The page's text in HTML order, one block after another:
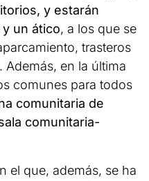
y estarán
un ático, a los que se
trasteros
en la última
comunes para todos
comunitaria de
comunitaria-
el que, además, se ha